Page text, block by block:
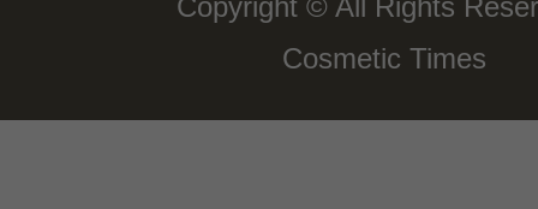
Copyright © All Rights
Cosmetic Times